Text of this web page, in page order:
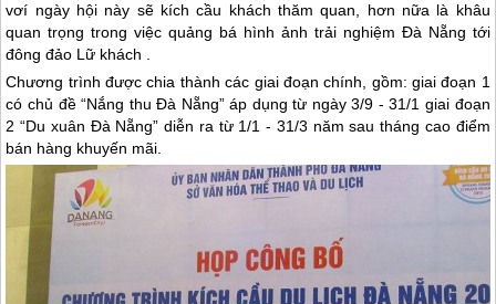
vơí ngày hội này sẽ kích cầu khách thăm quan, hơn nữa là khâu
quan trọng trong việc quảng bá hình ảnh trải nghiệm Đà Nẵng tới
đông đảo Lữ khách .
Chương trình được chia thành các giai đoạn chính, gồm: giai đoạn 1
có chủ đề “Nắng thuĐà Nẵng” áp dụng từ ngày 3/9 - 31/1 giai đoạn
2 “Du xuân Đà Nẵng” diễn ra từ 1/1 - 31/3 năm sau tháng cao điểm
bán hàng khuyến mãi.